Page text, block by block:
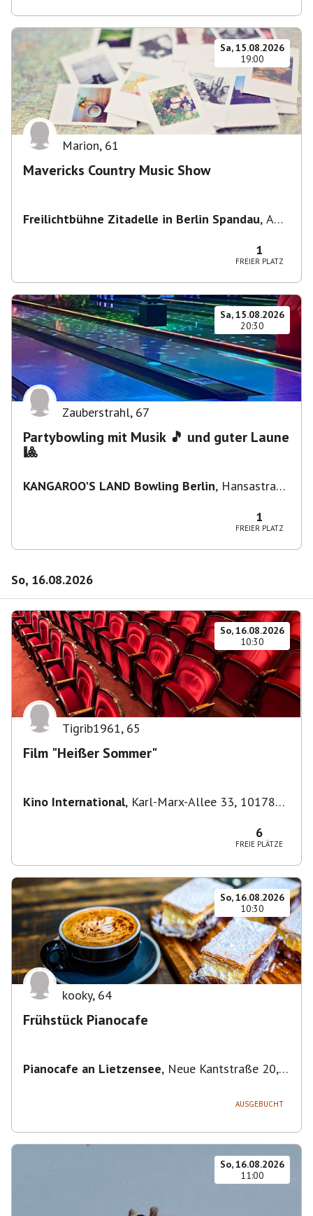
Sa, 15.08.2026
19:00
Marion, 61
Mavericks Country Music Show
Freilichtbühne Zitadelle in Berlin Spandau, Am
1
FREIER PLATZ
Sa, 15.08.2026
20:30
Zauberstrahl, 67
Partybowling mit Musik 🎵 und guter Laune
🎱
KANGAROO'S LAND Bowling Berlin, Hansastraße
1
FREIER PLATZ
So, 16.08.2026
So, 16.08.2026
10:30
Tigrib1961, 65
Film "Heißer Sommer"
Kino International, Karl-Marx-Allee 33, 10178
6
FREIE PLÄTZE
So, 16.08.2026
10:30
kooky, 64
Frühstück Pianocafe
Pianocafe an Lietzensee, Neue Kantstraße 20,
AUSGEBUCHT
So, 16.08.2026
11:00